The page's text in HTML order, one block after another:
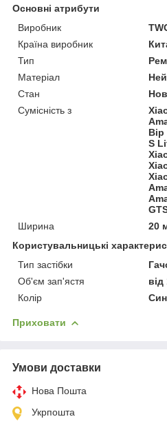
Основні атрибути
Виробник
Країна виробник
Тип
Матеріал
Стан
Сумісність з
Bip
S
Ширина
20
Користувальницькі
Тип застібки
Об'єм зап'ястя
Колір
Приховати
Умови доставки
Нова Пошта
Укрпошта